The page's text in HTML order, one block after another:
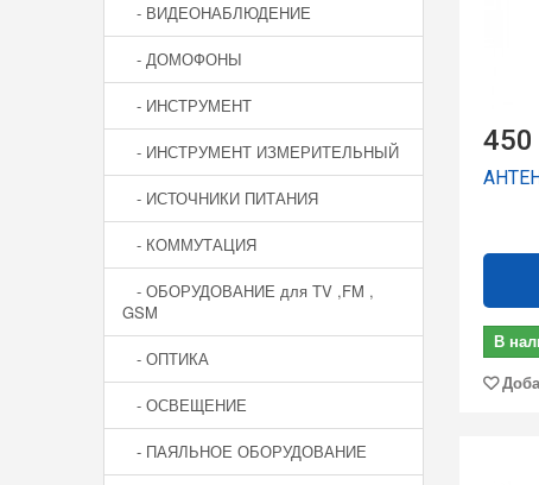
- ВИДЕОНАБЛЮДЕНИЕ
- ДОМОФОНЫ
- ИНСТРУМЕНТ
- ИНСТРУМЕНТ ИЗМЕРИТЕЛЬНЫЙ
- ИСТОЧНИКИ ПИТАНИЯ
- КОММУТАЦИЯ
- ОБОРУДОВАНИЕ для TV ,FM ,
GSM
- ОПТИКА
- ОСВЕЩЕНИЕ
- ПАЯЛЬНОЕ ОБОРУДОВАНИЕ
В